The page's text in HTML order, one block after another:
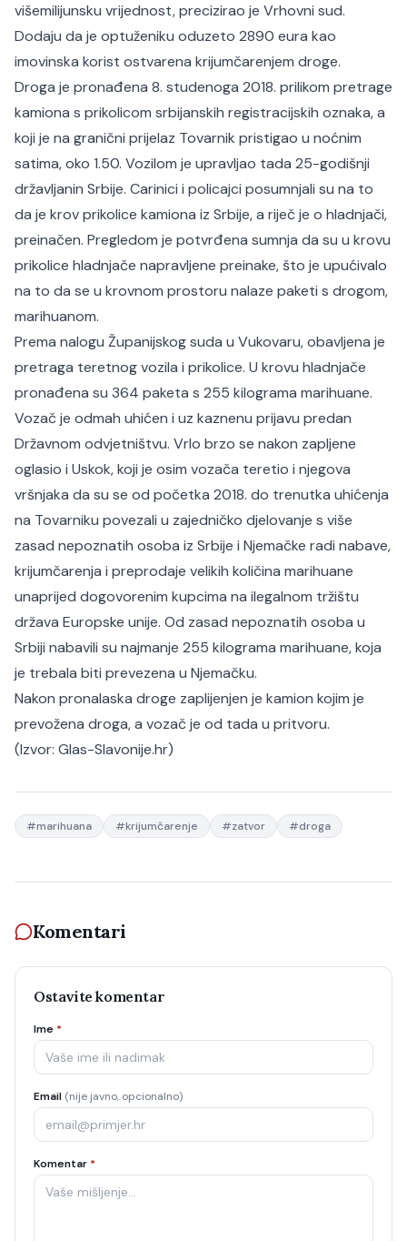
višemilijunsku vrijednost, precizirao je Vrhovni sud.
Dodaju da je optuženiku oduzeto 2890 eura kao
imovinska korist ostvarena krijumčarenjem droge.
Droga je pronađena 8. studenoga 2018. prilikom pretrage
kamiona s prikolicom srbijanskih registracijskih oznaka, a
koji je na granični prijelaz Tovarnik pristigao u noćnim
satima, oko 1.50. Vozilom je upravljao tada 25-godišnji
državljanin Srbije. Carinici i policajci posumnjali su na to
da je krov prikolice kamiona iz Srbije, a riječ je o hladnjači,
preinačen. Pregledom je potvrđena sumnja da su u krovu
prikolice hladnjače napravljene preinake, što je upućivalo
na to da se u krovnom prostoru nalaze paketi s drogom,
marihuanom.
Prema nalogu Županijskog suda u Vukovaru, obavljena je
pretraga teretnog vozila i prikolice. U krovu hladnjače
pronađena su 364 paketa s 255 kilograma marihuane.
Vozač je odmah uhićen i uz kaznenu prijavu predan
Državnom odvjetništvu. Vrlo brzo se nakon zapljene
oglasio i Uskok, koji je osim vozača teretio i njegova
vršnjaka da su se od početka 2018. do trenutka uhićenja
na Tovarniku povezali u zajedničko djelovanje s više
zasad nepoznatih osoba iz Srbije i Njemačke radi nabave,
krijumčarenja i preprodaje velikih količina marihuane
unaprijed dogovorenim kupcima na ilegalnom tržištu
država Europske unije. Od zasad nepoznatih osoba u
Srbiji nabavili su najmanje 255 kilograma marihuane, koja
je trebala biti prevezena u Njemačku.
Nakon pronalaska droge zaplijenjen je kamion kojim je
prevožena droga, a vozač je od tada u pritvoru.
(Izvor: Glas-Slavonije.hr)
#marihuana #krijumčarenje #zatvor #droga
Komentari
Ostavite komentar
Ime *
Email (nije javno, opcionalno)
Komentar *